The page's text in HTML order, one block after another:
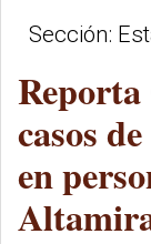
Sección:
casos
en